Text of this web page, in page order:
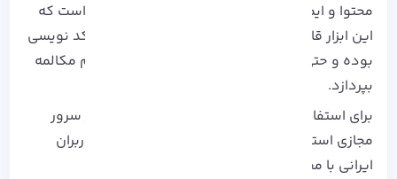
محتوا و ایمیل نقش دارد. نکته هیجان انگیز این است که
این ابزار قادر به پاسخ دادن، حل مسائل پیچیده، کد نویسی
بوده و حتی به عنوان انسان نیز می تواند به انجام مکالمه
بپردازد.
برای استفاده از
نیز پیشنهاد می شود از سرور
مجازی استفاده کنید. چرا که برای کار با این ابزار کاربران
ایرانی با محدودیت هایی رو به رو هستند.